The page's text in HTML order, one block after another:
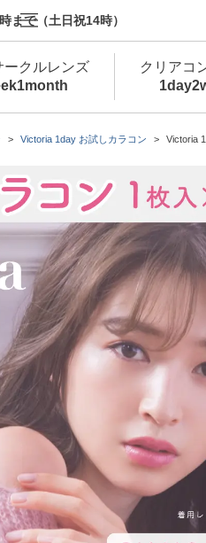
時まで（土日祝14時）
Victoria 1day お試しカラコン Victoria
ークルレンズ
1month
クリアコ
1day
カラ
新商品
ク
新商品